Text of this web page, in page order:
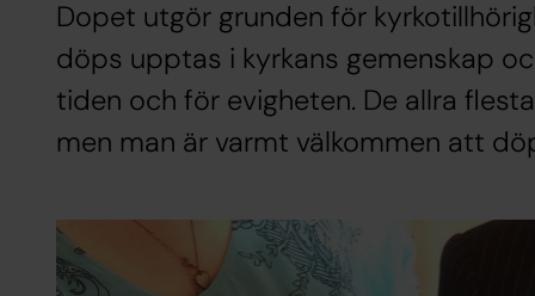
Dopet utgör grunden för
döps upptas i kyrkans gemenskap
tiden och för evigheten. De allra
men man är varmt välkommen att